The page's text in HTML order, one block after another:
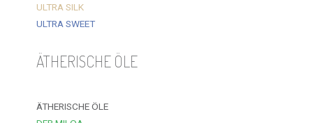
ULTRA SILK
ULTRA SWEET
ÄTHERISCHE ÖLE
ÄTHERISCHE ÖLE